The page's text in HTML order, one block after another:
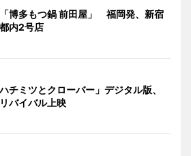
博多もつ鍋 前田屋」 福岡発、新宿
内2号店
チミツとクローバー」デジタル版、
バイバル上映